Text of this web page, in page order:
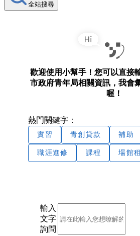
全站搜尋
歡迎使用小幫手！您可以直接
市政府青年局相關資訊，我會
喔！
熱門關鍵字：
實習 青創貸款 補助
職涯進修 課程 場館
輸入
文字
詢問